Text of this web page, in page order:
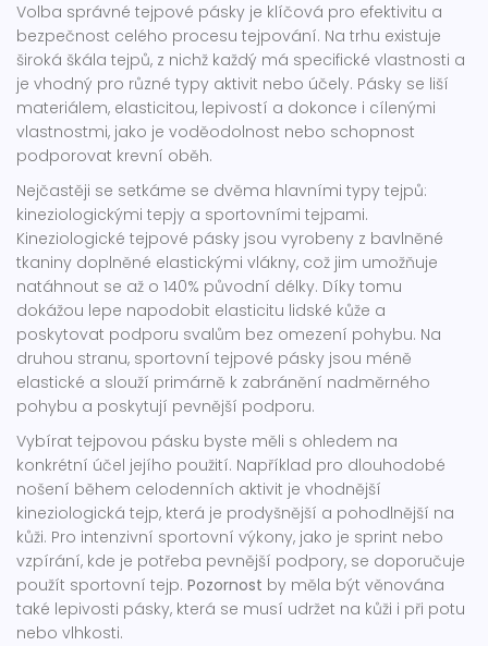
Volba správné tejpové pásky je klíčová pro efektivitu a
bezpečnost celého procesu tejpování. Na trhu existuje
široká škála tejpů, z nichž každý má specifické vlastnosti a
je vhodný pro různé typy aktivit nebo účely. Pásky se liší
materiálem, elasticitou, lepivostí a dokonce i cílenými
vlastnostmi, jako je voděodolnost nebo schopnost
podporovat krevní oběh.
Nejčastěji se setkáme se dvěma hlavními typy tejpů:
kineziologickými tepjy a sportovními tejpami.
Kineziologické tejpové pásky jsou vyrobeny z bavlněné
tkaniny doplněné elastickými vlákny, což jim umožňuje
natáhnout se až o 140% původní délky. Díky tomu
dokážou lepe napodobit elasticitu lidské kůže a
poskytovat podporu svalům bez omezení pohybu. Na
druhou stranu, sportovní tejpové pásky jsou méně
elastické a slouží primárně k zabránění nadměrného
pohybu a poskytují pevnější podporu.
Vybírat tejpovou pásku byste měli s ohledem na
konkrétní účel jejího použití. Například pro dlouhodobé
nošení během celodenních aktivit je vhodnější
kineziologická tejp, která je prodyšnější a pohodlnější na
kůži. Pro intenzivní sportovní výkony, jako je sprint nebo
vzpírání, kde je potřeba pevnější podpory, se doporučuje
použít sportovní tejp. Pozornost by měla být věnována
také lepivosti pásky, která se musí udržet na kůži i při potu
nebo vlhkosti.